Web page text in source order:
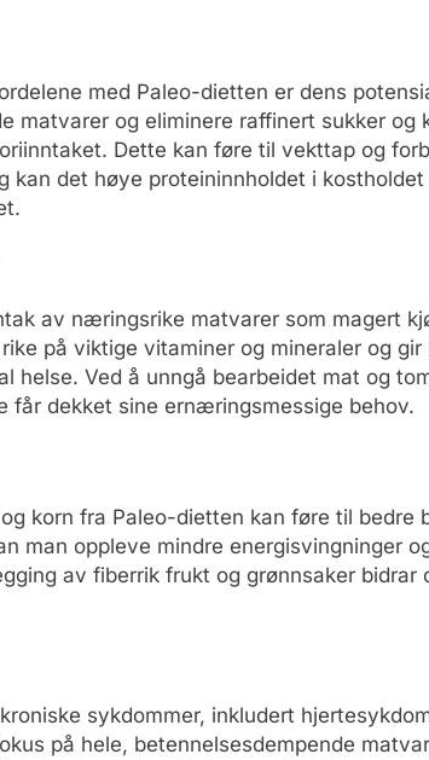
med Paleo-dietten er dens
matvarer og eliminere raffinert sukker og
Dette kan føre til vekttap og
kan det høye proteininnholdet i
av næringsrike matvarer som magert
på viktige vitaminer og mineraler og
helse. Ved å unngå bearbeidet mat og
får dekket sine ernæringsmessige behov.
korn fra Paleo-dietten kan føre til bedre
man oppleve mindre energisvingninger
av fiberrik frukt og grønnsaker bidrar
sykdommer, inkludert
på hele, betennelsesdempende